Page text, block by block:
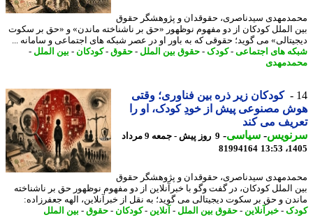
سیدناصری، حقوقدان و پژوهشگر حقوق
الملل کودکان از دو مفهوم نوظهور «حق بر ناشناخته ماندن» و «حق بر سکوت
می گوید؛ حقوقی که به باور او در عصر شبکه های اجتماعی و سامانه ...
های اجتماعی-کودک-حقوق بین الملل-حقوق-کودکان-بین الملل-
کودکان زیر ذره بین فناوری؛ وقتی
مصنوعی پیش از خودِ کودک، او را
می کند
-سیاسی-
9 روز پیش - جمعه 9 مرداد
81994164
سیدناصری، حقوقدان و پژوهشگر حقوق
الملل کودکان، در گفت وگو با خبرآنلاین از دو مفهوم نوظهور حق بر ناشناخته
و حق بر سکوت دیجیتالی می گوید؛ به نقل از خبرآنلاین، الهه جعفرزاده:
-خبرآنلاین-حقوق بین الملل-آنلاین-کودکان-حقوق-بین الملل